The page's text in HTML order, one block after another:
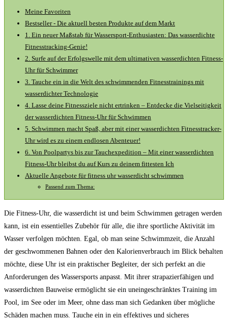
Meine ‌Favoriten
Bestseller -⁤ Die aktuell besten⁣ Produkte auf dem Markt
1.‌ Ein neuer Maßstab für Wassersport-Enthusiasten: Das⁤ wasserdichte
Fitnesstracking-Genie!
2. Surfe auf der Erfolgswelle mit‍ dem ‌ultimativen wasserdichten Fitness-
Uhr für⁢ Schwimmer
3. Tauche ein in die Welt des schwimmenden Fitnesstrainings mit
wasserdichter ⁤Technologie
4. Lasse deine Fitnessziele nicht ertrinken​ – Entdecke die Vielseitigkeit
der ⁣wasserdichten Fitness-Uhr für Schwimmen
5. Schwimmen macht⁤ Spaß,​ aber mit einer wasserdichten Fitnesstracker-
Uhr wird‍ es zu ​einem endlosen ⁢Abenteuer!
6. Von‌ Poolpartys bis zur Tauchexpedition – Mit⁤ einer wasserdichten
Fitness-Uhr bleibst du auf Kurs zu deinem⁢ fittesten ⁤Ich
Aktuelle Angebote‌ für fitness⁢ uhr ⁤wasserdicht schwimmen
Passend zum Thema:
Die Fitness-Uhr, die wasserdicht ist und beim Schwimmen getragen werden
kann, ist ein essentielles Zubehör für alle, die ihre sportliche Aktivität im
Wasser verfolgen möchten. Egal, ob man seine Schwimmzeit, die Anzahl
der geschwommenen Bahnen oder den Kalorienverbrauch im Blick behalten
möchte, diese Uhr ist ein praktischer Begleiter, der sich perfekt an die
Anforderungen des Wassersports anpasst. Mit ihrer strapazierfähigen und
wasserdichten Bauweise ermöglicht sie ein uneingeschränktes Training im
Pool, im See oder im Meer, ohne dass man sich Gedanken über mögliche
Schäden machen muss. Tauche ein in ein effektives und sicheres